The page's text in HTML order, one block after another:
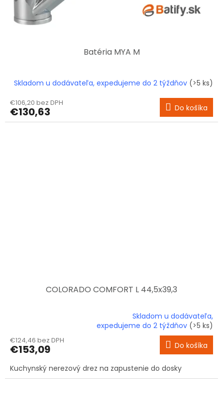
Batéria MYA M
Skladom u dodávateľa, expedujeme do 2 týždňov (>5 ks)
€106,20 bez DPH
€130,63 Do košíka
COLORADO COMFORT L 44,5x39,3
produktu
je
z
5
Skladom u dodávateľa,
expedujeme do 2 týždňov (>5 ks)
€124,46 bez DPH
€153,09 Do košíka
Kuchynský nerezový drez na zapustenie do dosky